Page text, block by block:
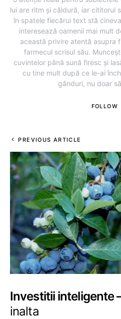
lui are ritm și căldură, iar cititorul
în spatele fiecărui text stă
interesează oamenii mai mult
această privire atentă asupra
farmecul scrisul său.
cuvintelor până sună firesc și
cu tine mult după ce le-ai
gânduri, nu doar
FOLLOW
PREVIOUS ARTICLE
Investitii inteligente
inalta